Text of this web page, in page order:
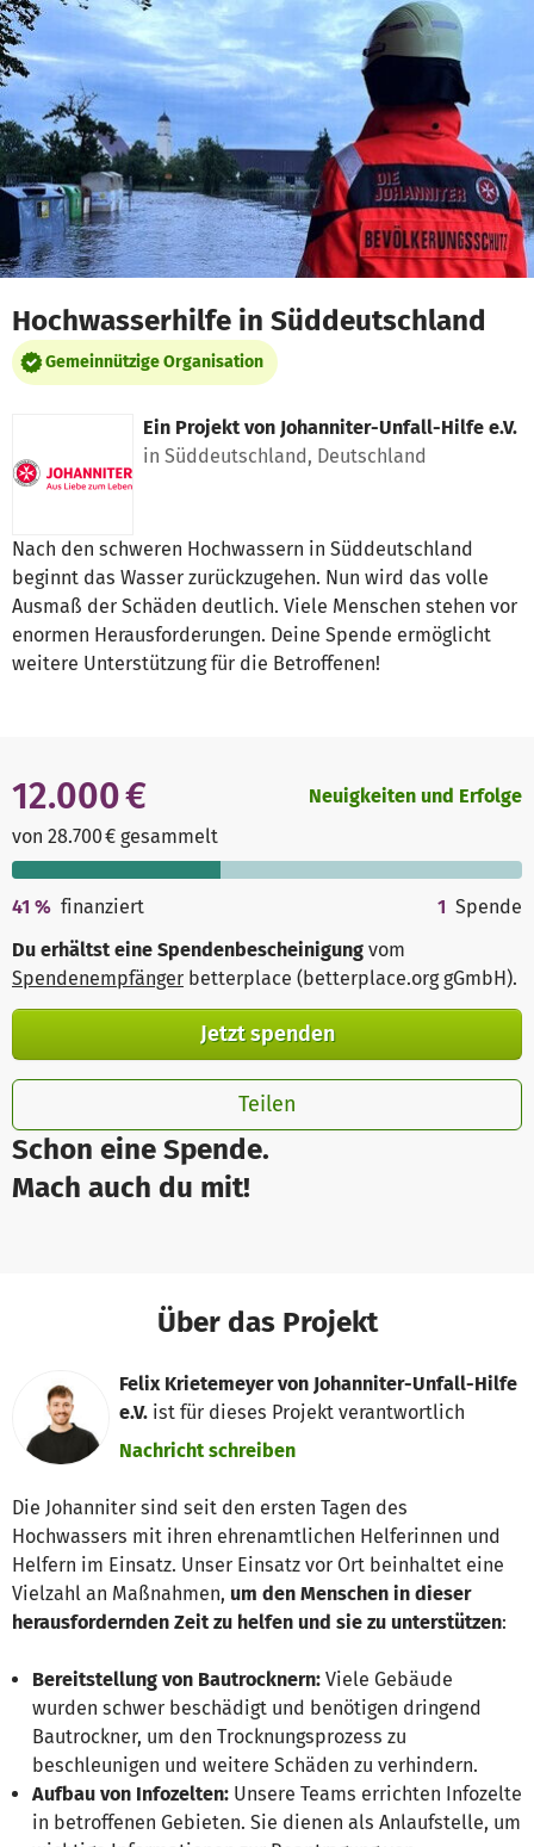
Zum Hauptinhalt springen
Erklärung zur Barrierefreiheit anzeigen
Hochwasserhilfe in Süddeutschland
Gemeinnützige Organisation
Ein Projekt von Johanniter-Unfall-Hilfe e.V.
in Süddeutschland, Deutschland
Nach den schweren Hochwassern in Süddeutschland
beginnt das Wasser zurückzugehen. Nun wird das volle
Ausmaß der Schäden deutlich. Viele Menschen stehen vor
enormen Herausforderungen. Deine Spende ermöglicht
weitere Unterstützung für die Betroffenen!
Schon eine Spende.
Mach auch du mit!
12.000 €
von 28.700 € gesammelt
Neuigkeiten und Erfolge
41 % finanziert 1 Spende
Du erhältst eine Spendenbescheinigung vom
Spendenempfänger betterplace (betterplace.org gGmbH).
Jetzt spenden
Teilen
Über das Projekt
Felix Krietemeyer von Johanniter-Unfall-Hilfe
e.V. ist für dieses Projekt verantwortlich
Nachricht schreiben
Die Johanniter sind seit den ersten Tagen des
Hochwassers mit ihren ehrenamtlichen Helferinnen und
Helfern im Einsatz. Unser Einsatz vor Ort beinhaltet eine
Vielzahl an Maßnahmen, um den Menschen in dieser
herausfordernden Zeit zu helfen und sie zu unterstützen:
Bereitstellung von Bautrocknern: Viele Gebäude
wurden schwer beschädigt und benötigen dringend
Bautrockner, um den Trocknungsprozess zu
beschleunigen und weitere Schäden zu verhindern.
Aufbau von Infozelten: Unsere Teams errichten Infozelte
in betroffenen Gebieten. Sie dienen als Anlaufstelle, um